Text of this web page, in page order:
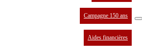
Campagne 150 ans
Aides financières